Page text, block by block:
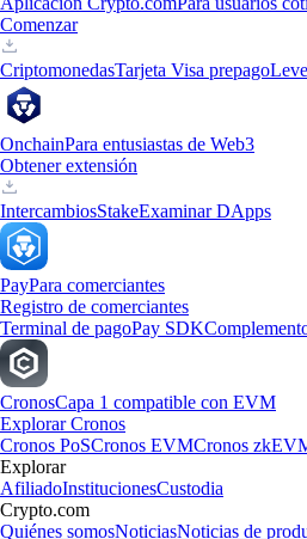
Comenzar
CriptomonedasTarjeta Visa prepago
OnchainPara entusiastas de Web3
Obtener extensión
IntercambiosStakeExaminar DApps
PayPara comerciantes
Registro de comerciantes
Terminal de pagoPay SDK
CronosCapa 1 compatible con EVM
Explorar Cronos
Cronos PoSCronos EVMCronos
Explorar
AfiliadoInstitucionesCustodia
Crypto.com
Quiénes somosNoticiasNoticias de